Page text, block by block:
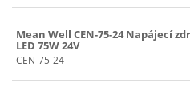
Mean Well CEN-75-24 Napájecí
LED 75W 24V
CEN-75-24